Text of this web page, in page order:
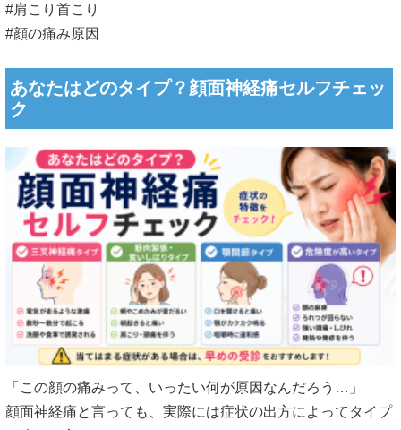
#肩こり首こり
#顔の痛み原因
あなたはどのタイプ？顔面神経痛セルフチェッ
ク
「この顔の痛みって、いったい何が原因なんだろう…」
顔面神経痛と言っても、実際には症状の出方によってタイプ